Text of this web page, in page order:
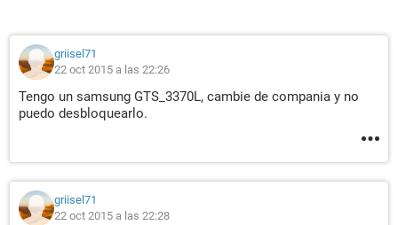
griisel71
22 oct 2015 a las 22:26
Tengo un samsung GTS_3370L, cambie de compania y no
puedo desbloquearlo.
griisel71
22 oct 2015 a las 22:28